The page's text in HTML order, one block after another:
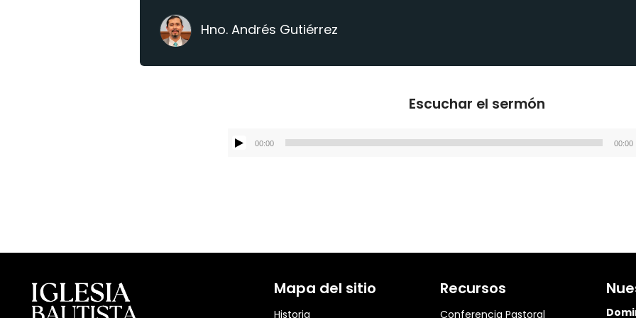
Hno. Andrés Gutiérrez
Escuchar el sermón
Reproductor
00:00 00:00
Mapa del sitio
Historia
Recursos
Conferencia Pastoral